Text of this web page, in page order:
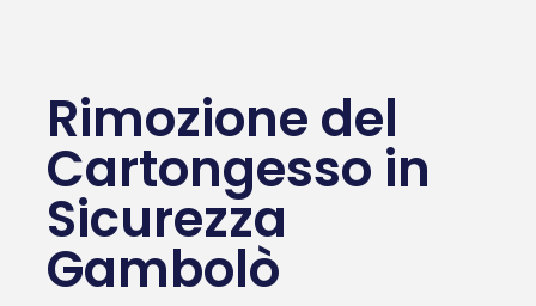
Rimozione del
Cartongesso in
Sicurezza
Gambolò